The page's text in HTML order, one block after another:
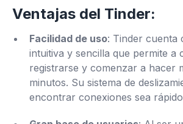
Ventajas del Tinder:
Facilidad de uso: Tinder cuenta
intuitiva y sencilla que permite a
registrarse y comenzar a hacer
minutos. Su sistema de
encontrar conexiones sea